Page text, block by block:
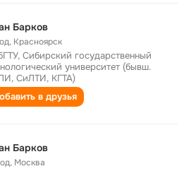
Барков
, Красноярск
Сибирский государственный
университет (бывш.
СиЛТИ, КГТА)
в друзья
Барков
, Москва